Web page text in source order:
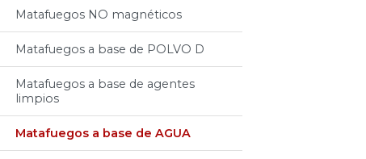
Matafuegos NO magnéticos
Matafuegos a base de POLVO D
Matafuegos a base de agentes
limpios
Matafuegos a base de AGUA